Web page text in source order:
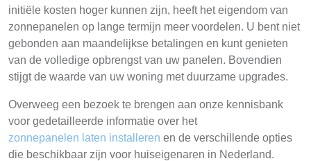
initiële kosten hoger kunnen zijn, heeft het eigendom van
zonnepanelen op lange termijn meer voordelen. U bent niet
gebonden aan maandelijkse betalingen en kunt genieten
van de volledige opbrengst van uw panelen. Bovendien
stijgt de waarde van uw woning met duurzame upgrades.
Overweeg een bezoek te brengen aan onze kennisbank
voor gedetailleerde informatie over het
zonnepanelen laten installeren en de verschillende opties
die beschikbaar zijn voor huiseigenaren in Nederland.